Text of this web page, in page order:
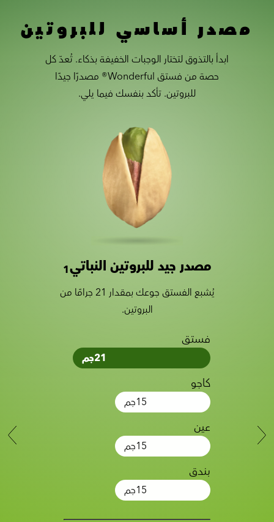
مصدر أساسي للبروتين
ابدأ بالتذوق لتختار الوجبات الخفيفة بذكاء. تُعدّ كل
حصة من فستق Wonderful® مصدرًا جيدًا
للبروتين. تأكد بنفسك فيما يلي.
Slider with nutrition information
Slide 1 of 2
مصدر جيد للبروتين النباتي1
يُشبع الفستق جوعك بمقدار 21 جرامًا من
البروتين.
فستق
21جم
كاجو
15جم
عين
15جم
بندق
15جم